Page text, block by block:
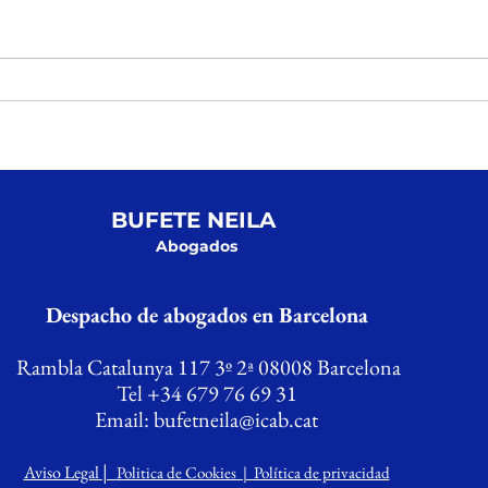
BUFETE NEILA
Abogados
Despacho de abogados en Barcelona
Rambla Catalunya 117 3º 2ª 08008 Barcelona
Tel +34 679 76 69 31
Email:bufetneila@icab.cat
Aviso Legal| Politica de Cookies | Política de privacidad